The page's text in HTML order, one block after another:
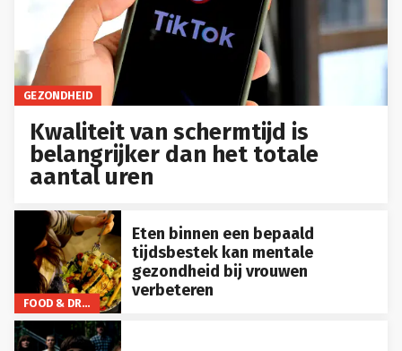
GEZONDHEID
Kwaliteit van schermtijd is
belangrijker dan het totale
aantal uren
FOOD & DRINKS
Eten binnen een bepaald
tijdsbestek kan mentale
gezondheid bij vrouwen
verbeteren